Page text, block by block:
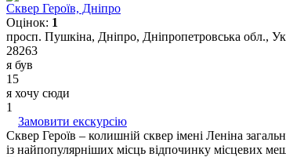
Сквер Героїв, Дніпро
Оцінок: 1
просп. Пушкіна, Дніпро, Дніпропетровська обл.,
28263
я був
15
я хочу сюди
1
Замовити екскурсію
Сквер Героїв – колишній сквер імені Леніна
із найпопулярніших місць відпочинку місцевих